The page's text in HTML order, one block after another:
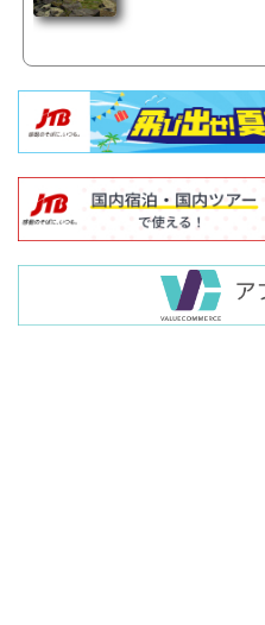
所々交通規制され、洞爺湖畔に